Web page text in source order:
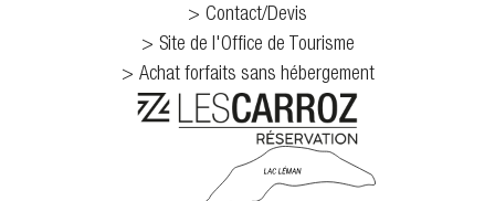
Contact/Devis
Site de l'Office de Tourisme
Achat forfaits sans hébergement